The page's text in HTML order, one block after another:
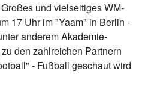
Großes und vielseitiges WM-
17 Uhr im "Yaam" in Berlin -
anderem Akademie-
den zahlreichen Partnern
- Fußball geschaut wird